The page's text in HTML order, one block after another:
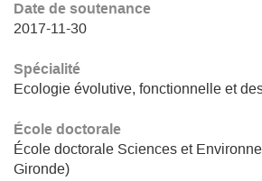
Date de soutenance
2017-11-30
Spécialité
Ecologie évolutive, fonctionnelle et
École doctorale
École doctorale Sciences et
Gironde)